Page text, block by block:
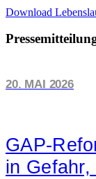
Download
20. MAI 2026
GAP-
in